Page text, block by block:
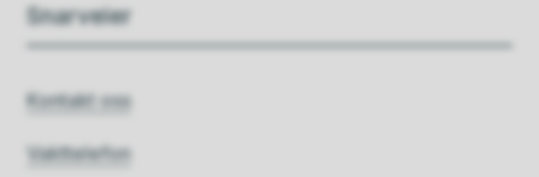
Snarveier
Kontakt oss
Vakttelefon